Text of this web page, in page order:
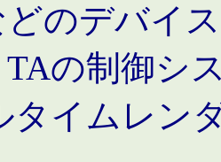
どのデバイ
の制御シ
タイムレン